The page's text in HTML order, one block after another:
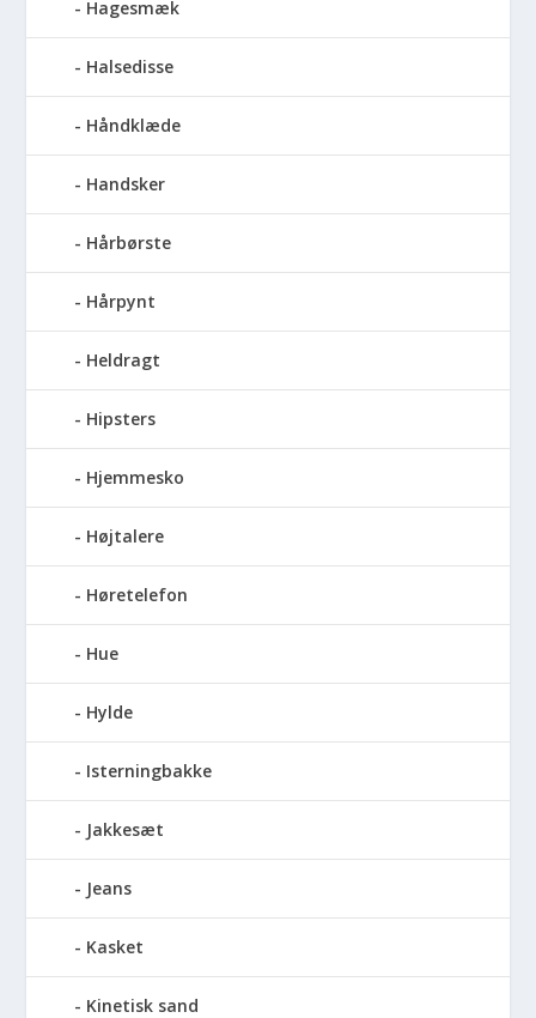
Hagesmæk
Halsedisse
Håndklæde
Handsker
Hårbørste
Hårpynt
Heldragt
Hipsters
Hjemmesko
Højtalere
Høretelefon
Hue
Hylde
Isterningbakke
Jakkesæt
Jeans
Kasket
Kinetisk sand